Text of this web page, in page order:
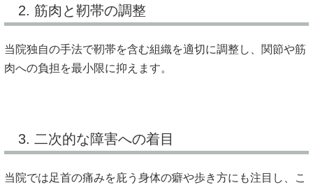
2. 筋肉と靭帯の調整
当院独自の手法で靭帯を含む組織を適切に調整し、関節や筋
肉への負担を最小限に抑えます。
3. 二次的な障害への着目
当院では足首の痛みを庇う身体の癖や歩き方にも注目し、こ